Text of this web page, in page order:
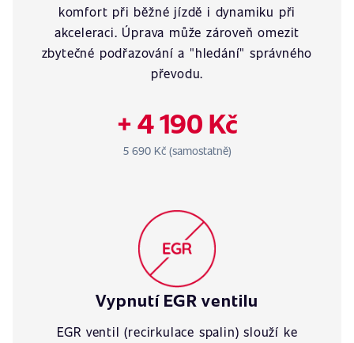
komfort při běžné jízdě i dynamiku při
akceleraci. Úprava může zároveň omezit
zbytečné podřazování a "hledání" správného
převodu.
+ 4 190 Kč
5 690 Kč (samostatně)
Vypnutí EGR ventilu
EGR ventil (recirkulace spalin) slouží ke